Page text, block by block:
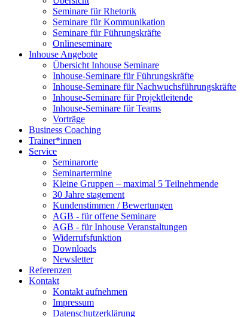
Seminare für Rhetorik
Seminare für Kommunikation
Seminare für Führungskräfte
Onlineseminare
Inhouse Angebote
Übersicht Inhouse Seminare
Inhouse-Seminare für Führungskräfte
Inhouse-Seminare für Nachwuchsführungskräfte
Inhouse-Seminare für Projektleitende
Inhouse-Seminare für Teams
Vorträge
Business Coaching
Trainer*innen
Service
Seminarorte
Seminartermine
Kleine Gruppen – maximal 5 Teilnehmende
30 Jahre stagement
Kundenstimmen / Bewertungen
AGB - für offene Seminare
AGB - für Inhouse Veranstaltungen
Widerrufsfunktion
Downloads
Newsletter
Referenzen
Kontakt
Kontakt aufnehmen
Impressum
Datenschutzerklärung